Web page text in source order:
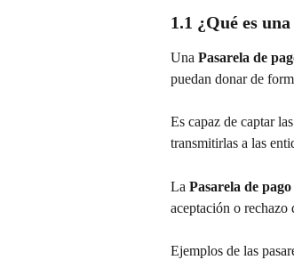
1.1 ¿Qué es
Una Pasarela de
puedan donar de
Es capaz de captar
transmitirlas a las
La Pasarela de pago
aceptación o rechazo
Ejemplos de las